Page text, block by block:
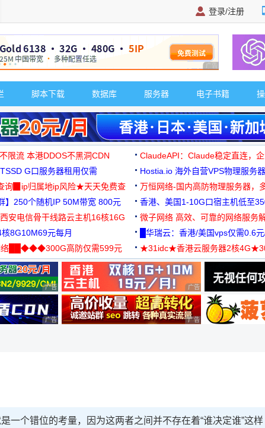
登录/注册
广告 商业广告，理性
脚本下载 数据库 服务器 电子书籍
限流 本港DDOS不黑洞CDN ClaudeAPI：Claude稳定直连，
G口服务器租用仅需
费测试
Hostia.io 海外自营VPS物理服务器
询▉ip归属地ip风险★天天免费查
万恒网络-国内高防物理服务器，
99元/月起
】250个随机IP 50M带宽 800元 香港、美国1-10G口宿主机低至
安电信骨干线路云主机16核16G
微子网络 高效、可靠的网络服务
核8G10M69元每月 █华瑞云：香港/美国vps仅需0.6元
络██◆◆◆300G高防仅需599元
★31idc★香港云服务器2核
用◆
广告 商业广告，理性选择 广告 商业广告，理性选择
广告 商业广告，理性选择 广告 商业广告，理性选择
一个错位的考量，因为这两者之间并不存在着“谁决定谁”这样